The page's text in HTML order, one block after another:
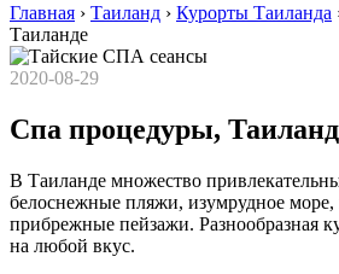
Главная › Таиланд › Курорты Таиланда
Таиланде
2020-08-29
Спа процедуры, Таиланд
В Таиланде множество
белоснежные пляжи, изумрудное море,
прибрежные пейзажи. Разнообразная
на любой вкус.